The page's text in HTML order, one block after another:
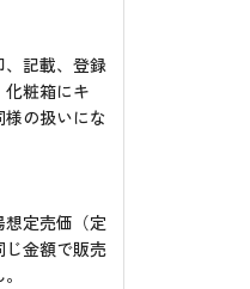
記載、登録
粧箱にキ
の扱いにな
想定売価（定
金額で販売